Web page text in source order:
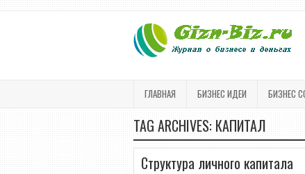
ГЛАВНАЯ БИЗНЕС ИДЕИ БИЗНЕС
TAG ARCHIVES: КАПИТАЛ
Структура личного капитала